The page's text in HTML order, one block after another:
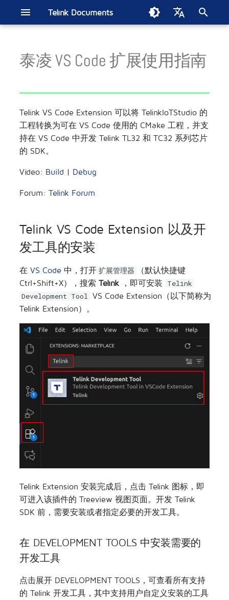
Telink Documents
中文
Telink VS Code Extension 以
CMake构建
工程管理
TelinkIoTStudio SDK中的参数
使用注意
SDK Downloader
Wi-Fi SDK Development
Telink Extension Usage in VS
Code Remote
Telink Docker使用方法
驱动SDK Get started
蓝牙低功耗
B80 BLE单连接SDK
B80 BLE OTP SDK
TC BLE单连接SDK
tl_ble_sdk多连接SDK
蓝牙低功耗Mesh
SIG Mesh SDK
蓝牙音频
Get started
蓝牙低功耗音频
BLE音频SDK
B91低功耗音频CIS
经典蓝牙/蓝牙低功耗
BT/BLE双模SDK
B91 BT/低延时双模在线通
低延时
低延时麦克风SDK
Zigbee协议
Get started
Handbook
Zigbee/蓝牙低功耗
Zigbee BLE SDK
802.15.4 SDK
Open Thread协议
构建Thread网路
Apple FindMy协议
FindMy网络SDK
Matter协议
Matter开发手册
2.4GHz Proprietary
2.4GHz私有协议SDK
直播麦克风SDK
Wi-Fi协议
Wi-Fi SDK
B80 BLE单连接SDK电流测试
试报告
开发板 TL7218X开发板
TL3228X开发板
TL3218X开发板
TC3215X开发板
TLSR8208开发板
模组
ML321x系列
ML322x系列
ML721x系列
ML9118A
参考设计
经典蓝牙(BT)/蓝牙低功耗
蓝牙低功耗(BLE)系列
智能家居 智能灯泡
智慧零售
电子货架标签
无线音频
Soundbar
无线头戴式耳机
无线电竞
无线电竞鼠标
位置服务
苹果FMN
汽车电子
汽车数字车钥匙
EdgeAI NS TL721x
其他
Zigbee Direct示例演示
电磁干扰测试
MAC2AC算法更新指南
第二代测试平台
泰凌 VS Code 扩展使用指南
Telink VS Code Extension 可以将 TelinkIoTStudio 的
工程转换为可在 VS Code 使用的 CMake 工程，并支
持在 VS Code 中开发 Telink TL32 和 TC32 系列芯片
的 SDK。
Video: Build | Debug
Forum:Telink Forum
Telink VS Code Extension 以及开
发工具的安装
在VS Code 中，打开 扩展管理器
（默认快捷键
Ctrl+Shift+X），搜索Telink ，即可安装
Telink
Development Tool
VS Code Extension（以下简称为
Telink Extension）。
Telink Extension 安装完成后，点击 Telink 图标，即
可进入该插件的 Treeview 视图页面。开发 Telink
SDK 前，需要安装或者指定必要的开发工具。
在 DEVELOPMENT TOOLS 中安装需要的
开发工具
点击展开 DEVELOPMENT TOOLS，可查看所有支持
的 Telink 开发工具，其中支持用户自定义安装的工具